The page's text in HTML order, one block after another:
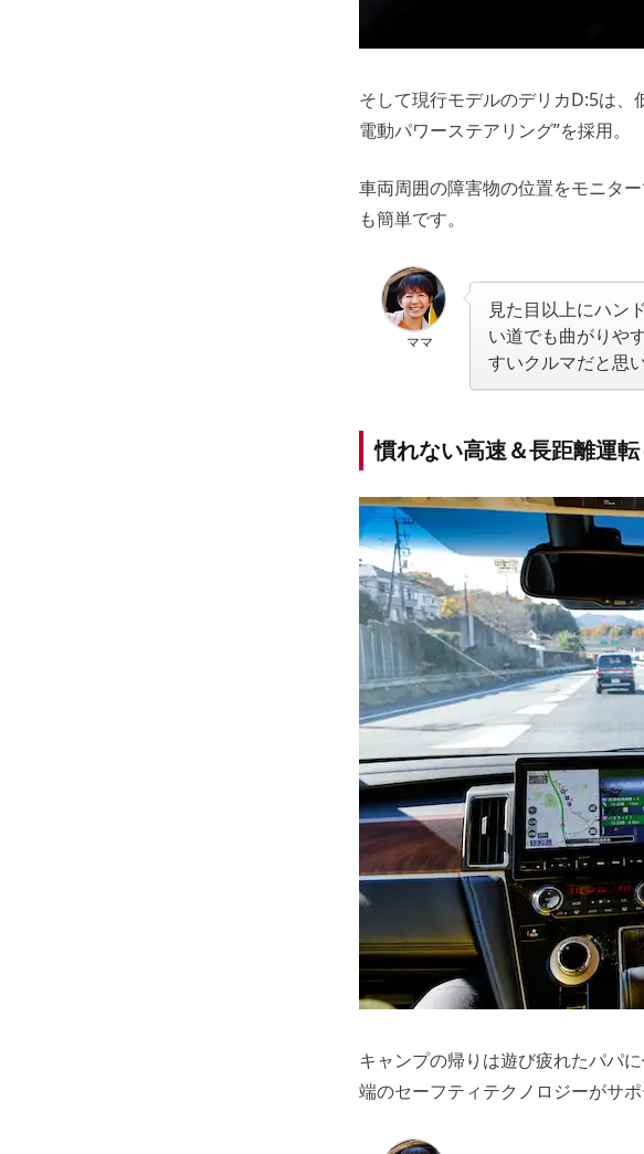
そして現行モデルのデリカD:5は、
電動パワーステアリング”を採用。
車両周囲の障害物の位置をモニタ
も簡単です。
ママ
見た目以上にハン
い道でも曲がりや
すいクルマだと思い
慣れない高速＆長距離運転
キャンプの帰りは遊び疲れたパパ
端のセーフティテクノロジーがサ